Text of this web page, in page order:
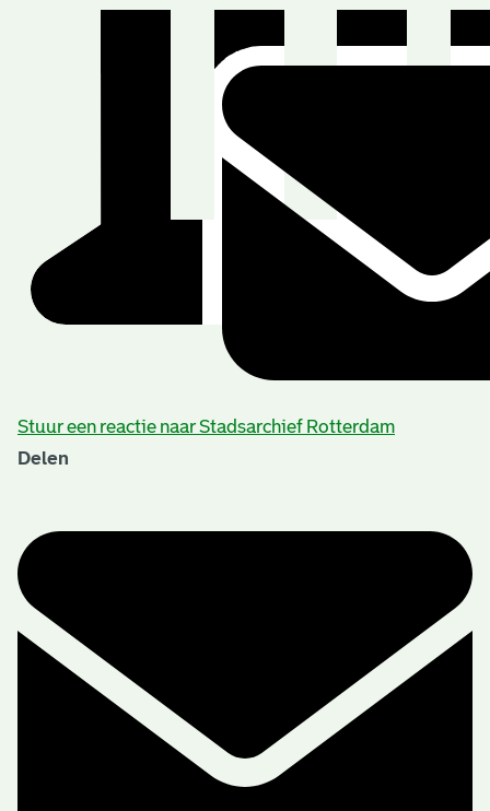
Stuur een reactie naar Stadsarchief Rotterdam
Delen